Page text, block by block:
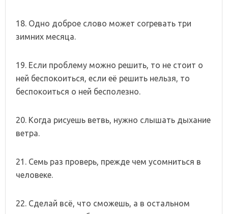
18. Одно доброе слово может согревать три
зимних месяца.
19. Если проблему можно решить, то не стоит о
ней беспокоиться, если её решить нельзя, то
беспокоиться о ней бесполезно.
20. Когда рисуешь ветвь, нужно слышать дыхание
ветра.
21. Семь раз проверь, прежде чем усомниться в
человеке.
22. Сделай всё, что сможешь, а в остальном